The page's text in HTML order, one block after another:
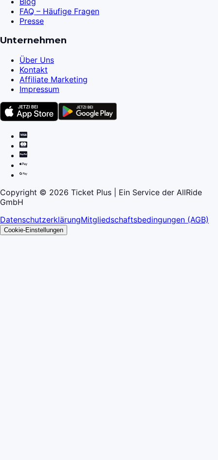
FAQ – Häufige Fragen
Presse
Unternehmen
Über Uns
Kontakt
Affiliate Marketing
Impressum
Copyright © 2026 Ticket Plus | Ein Service der AllRide
GmbH
DatenschutzerklärungMitgliedschaftsbedingungen (AGB)
Cookie-Einstellungen